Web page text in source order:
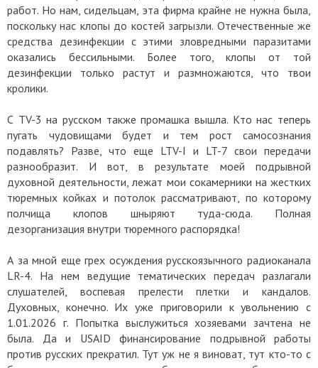
работ. Но нам, сидельцам, эта фирма крайне не нужна была,
поскольку нас клопы до костей загрызли. Отечественные же
средства дезинфекции с этими зловредными паразитами
оказались бессильными. Более того, клопы от той
дезинфекции только растут и размножаются, что твои
кролики.
С TV-3 на русском также промашка вышла. Кто нас теперь
пугать чудовищами будет и тем рост самосознания
подавлять? Разве, что еще LTV-I и LT-7 свои передачи
разнообразит. И вот, в результате моей подрывной
духовной деятельности, лежат мои сокамерники на жестких
тюремных койках и потолок рассматривают, по которому
полчища клопов шныряют туда-сюда. Полная
дезорганизация внутри тюремного распорядка!
А за мной еще грех осуждения русскоязычного радиоканала
LR-4. На нем ведущие тематических передач разлагали
слушателей, воспевая прелести плетки и кандалов.
Духовных, конечно. Их уже приговорили к увольнению с
1.01.2026 г. Попытка выслужиться хозяевами зачтена не
была. Да и USAID финансирование подрывной работы
против русских прекратил. Тут уж не я виноват, тут кто-то с